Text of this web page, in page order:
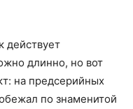
по динамике и
440 сил могут
лишь тому, кто
не ездил с таким
до нас доберется